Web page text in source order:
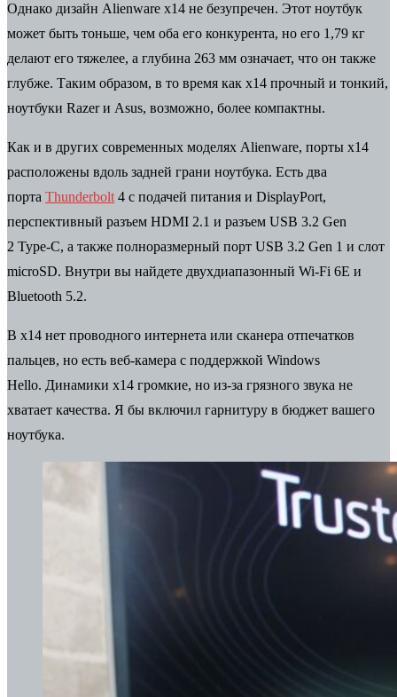
Однако дизайн Alienware x14 не безупречен. Этот ноутбук
может быть тоньше, чем оба его конкурента, но его 1,79 кг
делают его тяжелее, а глубина 263 мм означает, что он также
глубже. Таким образом, в то время как x14 прочный и тонкий,
ноутбуки Razer и Asus, возможно, более компактны.
Как и в других современных моделях Alienware, порты x14
расположены вдоль задней грани ноутбука. Есть два
порта Thunderbolt 4 с подачей питания и DisplayPort,
перспективный разъем HDMI 2.1 и разъем USB 3.2 Gen
2 Type-C, а также полноразмерный порт USB 3.2 Gen 1 и слот
microSD. Внутри вы найдете двухдиапазонный Wi-Fi 6E и
Bluetooth 5.2.
В x14 нет проводного интернета или сканера отпечатков
пальцев, но есть веб-камера с поддержкой Windows
Hello. Динамики x14 громкие, но из-за грязного звука не
хватает качества. Я бы включил гарнитуру в бюджет вашего
ноутбука.